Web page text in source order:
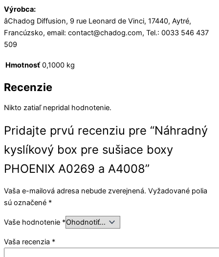
Výrobca:
âChadog Diffusion, 9 rue Leonard de Vinci, 17440, Aytré,
Francúzsko, email: contact@chadog.com, Tel.: 0033 546 437
509
Hmotnosť 0,1000 kg
Recenzie
Nikto zatiaľ nepridal hodnotenie.
Pridajte prvú recenziu pre “Náhradný
kyslíkový box pre sušiace boxy
PHOENIX A0269 a A4008”
Vaša e-mailová adresa nebude zverejnená. Vyžadované polia
sú označené *
Vaše hodnotenie *
Vaša recenzia *